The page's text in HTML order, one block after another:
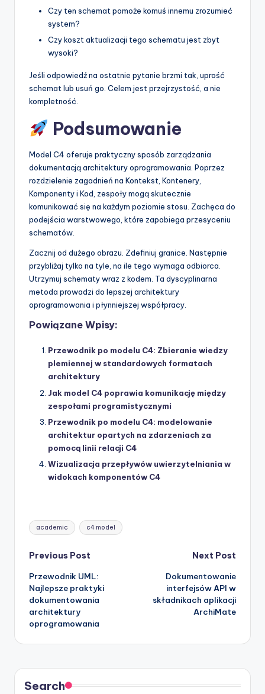
Czy ten schemat pomoże komuś innemu zrozumieć
system?
Czy koszt aktualizacji tego schematu jest zbyt
wysoki?
Jeśli odpowiedź na ostatnie pytanie brzmi tak, uprość
schemat lub usuń go. Celem jest przejrzystość, a nie
kompletność.
Podsumowanie
Model C4 oferuje praktyczny sposób zarządzania
dokumentacją architektury oprogramowania. Poprzez
rozdzielenie zagadnień na Kontekst, Kontenery,
Komponenty i Kod, zespoły mogą skutecznie
komunikować się na każdym poziomie stosu. Zachęca do
podejścia warstwowego, które zapobiega przesyceniu
schematów.
Zacznij od dużego obrazu. Zdefiniuj granice. Następnie
przybliżaj tylko na tyle, na ile tego wymaga odbiorca.
Utrzymuj schematy wraz z kodem. Ta dyscyplinarna
metoda prowadzi do lepszej architektury
oprogramowania i płynniejszej współpracy.
Powiązane Wpisy:
Przewodnik po modelu C4: Zbieranie wiedzy
plemiennej w standardowych formatach
architektury
Jak model C4 poprawia komunikację między
zespołami programistycznymi
Przewodnik po modelu C4: modelowanie
architektur opartych na zdarzeniach za
pomocą linii relacji C4
Wizualizacja przepływów uwierzytelniania w
widokach komponentów C4
Tags:
academic c4 model
Post
navigation
Previous Post
Przewodnik UML:
Najlepsze praktyki
dokumentowania
architektury
oprogramowania
Next Post
Dokumentowanie
interfejsów API w
składnikach aplikacji
ArchiMate
Search